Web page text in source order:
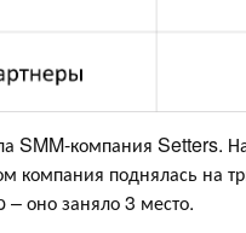
SMM-компания Setters.
компания поднялась на
– оно заняло 3 место.